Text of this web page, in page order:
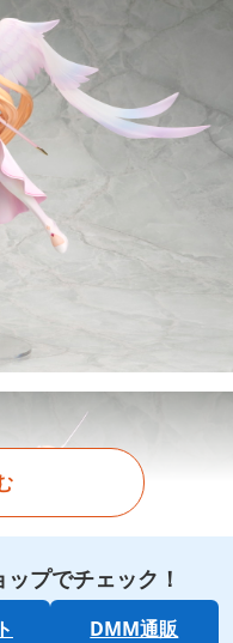
プでチェック！
DMM通販